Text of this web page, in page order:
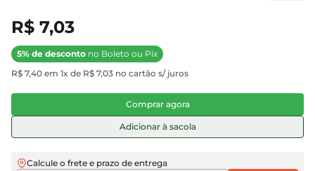
R$ 7,03
5% de desconto no Boleto ou Pix
R$ 7,40 em 1x de R$ 7,03 no cartão s/ juros
Comprar agora
Adicionar à sacola
Calcule o frete e prazo de entrega